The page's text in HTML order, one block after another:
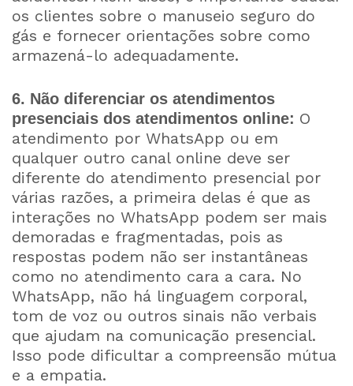
os clientes sobre o manuseio seguro do
gás e fornecer orientações sobre como
armazená-lo adequadamente.
6. Não diferenciar os atendimentos
presenciais dos atendimentos online: O
atendimento por WhatsApp ou em
qualquer outro canal online deve ser
diferente do atendimento presencial por
várias razões, a primeira delas é que as
interações no WhatsApp podem ser mais
demoradas e fragmentadas, pois as
respostas podem não ser instantâneas
como no atendimento cara a cara. No
WhatsApp, não há linguagem corporal,
tom de voz ou outros sinais não verbais
que ajudam na comunicação presencial.
Isso pode dificultar a compreensão mútua
e a empatia.